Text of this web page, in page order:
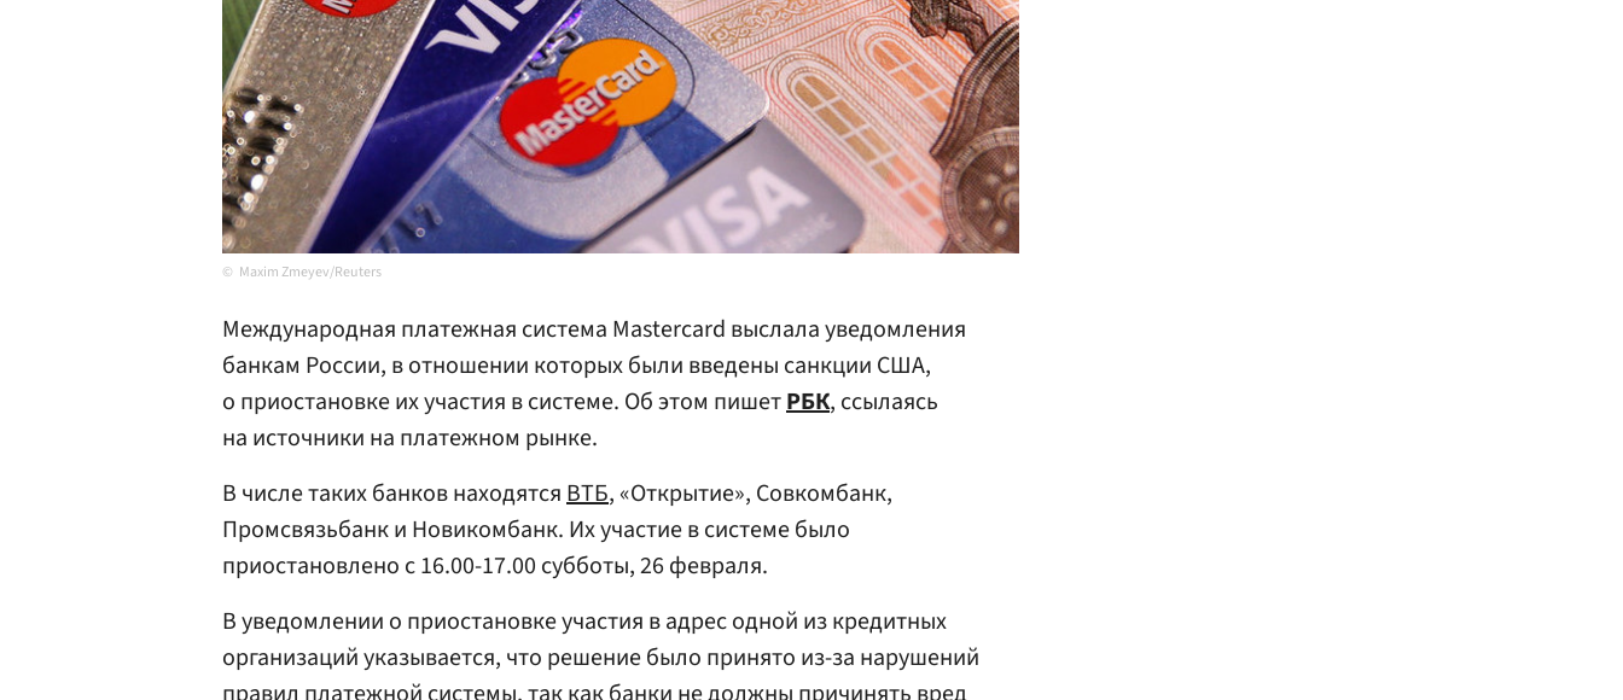
Maxim Zmeyev/Reuters
Международная платежная система Mastercard выслала уведомления
банкам России, в отношении которых были введены санкции США,
о приостановке их участия в системе. Об этом пишетРБК, ссылаясь
на источники на платежном рынке.
В числе таких банков находятсяВТБ, «Открытие», Совкомбанк,
Промсвязьбанк и Новикомбанк. Их участие в системе было
приостановлено с 16.00-17.00 субботы, 26 февраля.
В уведомлении о приостановке участия в адрес одной из кредитных
организаций указывается, что решение было принято из-за нарушений